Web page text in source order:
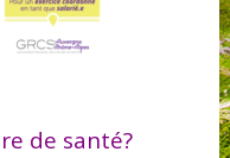
de santé?